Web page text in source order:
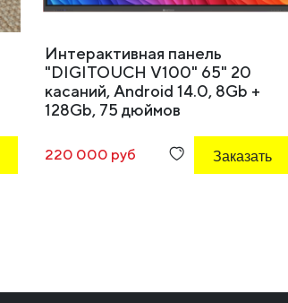
Интерактивная панель
"DIGITOUCH V100" 65" 20
касаний, Android 14.0, 8Gb +
128Gb, 75 дюймов
220 000 руб Заказать